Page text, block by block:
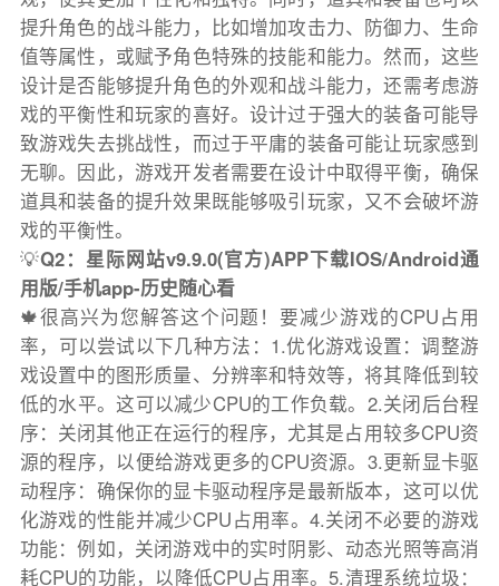
提升角色的战斗能力，比如增加攻击力、防御力、生命
值等属性，或赋予角色特殊的技能和能力。然而，这些
设计是否能够提升角色的外观和战斗能力，还需考虑游
戏的平衡性和玩家的喜好。设计过于强大的装备可能导
致游戏失去挑战性，而过于平庸的装备可能让玩家感到
无聊。因此，游戏开发者需要在设计中取得平衡，确保
道具和装备的提升效果既能够吸引玩家，又不会破坏游
戏的平衡性。
💡Q2：星际网站v9.9.0(官方)APP下载IOS/Android通
用版/手机app-历史随心看
🍁很高兴为您解答这个问题！要减少游戏的CPU占用
率，可以尝试以下几种方法：1.优化游戏设置：调整游
戏设置中的图形质量、分辨率和特效等，将其降低到较
低的水平。这可以减少CPU的工作负载。2.关闭后台程
序：关闭其他正在运行的程序，尤其是占用较多CPU资
源的程序，以便给游戏更多的CPU资源。3.更新显卡驱
动程序：确保你的显卡驱动程序是最新版本，这可以优
化游戏的性能并减少CPU占用率。4.关闭不必要的游戏
功能：例如，关闭游戏中的实时阴影、动态光照等高消
耗CPU的功能，以降低CPU占用率。5.清理系统垃圾：